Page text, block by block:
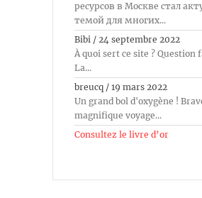
ресурсов в Москве стал
темой для многих...
Bibi / 24 septembre 2022
À quoi sert ce site ? Question
La...
breucq / 19 mars 2022
Un grand bol d'oxygène !
magnifique voyage...
Consultez le livre d’or